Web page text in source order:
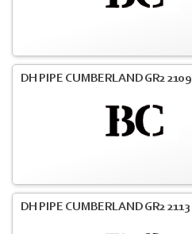
DH PIPE CUMBERLAND GR2 2109
DH PIPE CUMBERLAND GR2 2113